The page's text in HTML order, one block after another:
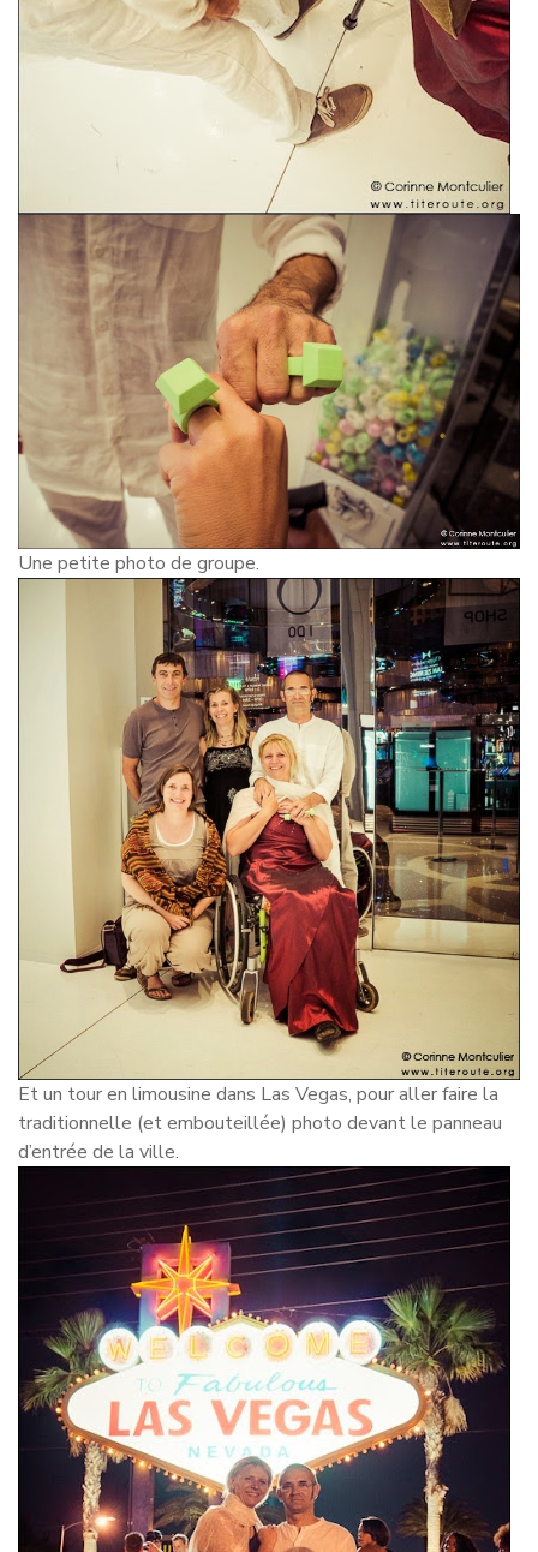
Une petite photo de groupe.
Et un tour en limousine dans Las Vegas, pour aller faire la
traditionnelle (et embouteillée) photo devant le panneau
d’entrée de la ville.